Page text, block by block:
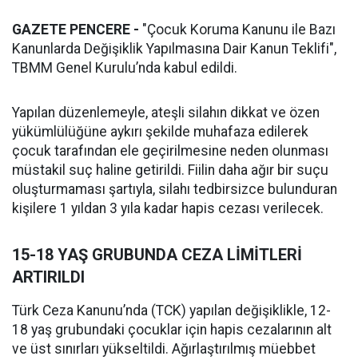
GAZETE PENCERE - "Çocuk Koruma Kanunu ile Bazı
Kanunlarda Değişiklik Yapılmasına Dair Kanun Teklifi",
TBMM Genel Kurulu’nda kabul edildi.
Yapılan düzenlemeyle, ateşli silahın dikkat ve özen
yükümlülüğüne aykırı şekilde muhafaza edilerek
çocuk tarafından ele geçirilmesine neden olunması
müstakil suç haline getirildi. Fiilin daha ağır bir suçu
oluşturmaması şartıyla, silahı tedbirsizce bulunduran
kişilere 1 yıldan 3 yıla kadar hapis cezası verilecek.
15-18 YAŞ GRUBUNDA CEZA LİMİTLERİ
ARTIRILDI
Türk Ceza Kanunu’nda (TCK) yapılan değişiklikle, 12-
18 yaş grubundaki çocuklar için hapis cezalarının alt
ve üst sınırları yükseltildi. Ağırlaştırılmış müebbet